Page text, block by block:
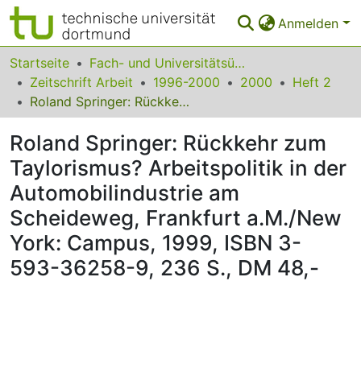
Anmelden
Bereiche & Sammlungen
Das gesamte Repositorium
FAQ
Leitlinien
Zurück zur Startseite
Startseite
Fach- und Universitätsübergreifendes
Zeitschrift Arbeit
1996-2000 2000
Heft 2
Roland Springer: Rückkehr zum Taylorismus? Arbeitspolitik in der Automobilindustrie am Scheideweg, Frankfurt a.M./New York: Campus, 1999, ISBN 3-593-36258-9, 236 S., DM 48,-
Roland Springer: Rückkehr zum
Taylorismus? Arbeitspolitik in der
Automobilindustrie am
Scheideweg, Frankfurt a.M./New
York: Campus, 1999, ISBN 3-
593-36258-9, 236 S., DM 48,-